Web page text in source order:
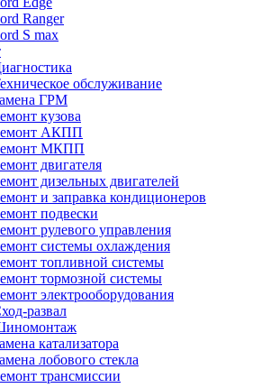
Ranger
S max
обслуживание
ГРМ
кузова
АКПП
МКПП
двигателя
дизельных двигателей
и заправка кондиционеров
подвески
рулевого управления
системы охлаждения
топливной системы
тормозной системы
электрооборудования
развал
катализатора
лобового стекла
трансмиссии